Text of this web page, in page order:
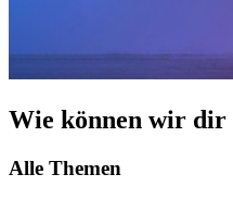
Wie können wir dir
Alle Themen